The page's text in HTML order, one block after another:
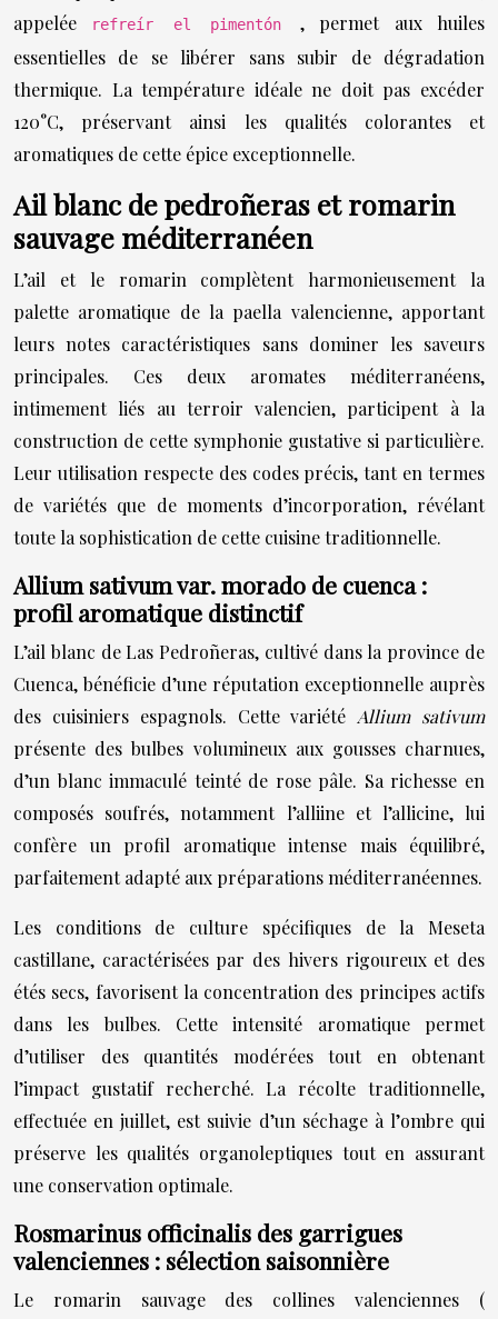
appelée
refreír el pimentón, permet aux huiles
essentielles de se libérer sans subir de dégradation
thermique. La température idéale ne doit pas excéder
120°C, préservant ainsi les qualités colorantes et
aromatiques de cette épice exceptionnelle.
Ail blanc de pedroñeras et romarin
sauvage méditerranéen
L’ail et le romarin complètent harmonieusement la
palette aromatique de la paella valencienne, apportant
leurs notes caractéristiques sans dominer les saveurs
principales. Ces deux aromates méditerranéens,
intimement liés au terroir valencien, participent à la
construction de cette symphonie gustative si particulière.
Leur utilisation respecte des codes précis, tant en termes
de variétés que de moments d’incorporation, révélant
toute la sophistication de cette cuisine traditionnelle.
Allium sativum var. morado de cuenca :
profil aromatique distinctif
L’ail blanc de Las Pedroñeras, cultivé dans la province de
Cuenca, bénéficie d’une réputation exceptionnelle auprès
des cuisiniers espagnols. Cette variété Allium sativum
présente des bulbes volumineux aux gousses charnues,
d’un blanc immaculé teinté de rose pâle. Sa richesse en
composés soufrés, notamment l’alliine et l’allicine, lui
confère un profil aromatique intense mais équilibré,
parfaitement adapté aux préparations méditerranéennes.
Les conditions de culture spécifiques de la Meseta
castillane, caractérisées par des hivers rigoureux et des
étés secs, favorisent la concentration des principes actifs
dans les bulbes. Cette intensité aromatique permet
d’utiliser des quantités modérées tout en obtenant
l’impact gustatif recherché. La récolte traditionnelle,
effectuée en juillet, est suivie d’un séchage à l’ombre qui
préserve les qualités organoleptiques tout en assurant
une conservation optimale.
Rosmarinus officinalis des garrigues
valenciennes : sélection saisonnière
Le romarin sauvage des collines valenciennes (